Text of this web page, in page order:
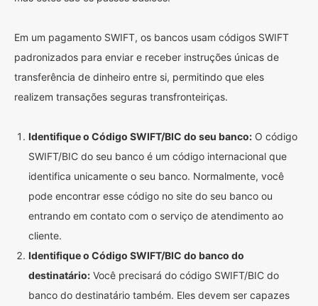
Em um pagamento SWIFT, os bancos usam códigos SWIFT
padronizados para enviar e receber instruções únicas de
transferência de dinheiro entre si, permitindo que eles
realizem transações seguras transfronteiriças.
Identifique o Código SWIFT/BIC do seu banco: O código
SWIFT/BIC do seu banco é um código internacional que
identifica unicamente o seu banco. Normalmente, você
pode encontrar esse código no site do seu banco ou
entrando em contato com o serviço de atendimento ao
cliente.
Identifique o Código SWIFT/BIC do banco do
destinatário: Você precisará do código SWIFT/BIC do
banco do destinatário também. Eles devem ser capazes